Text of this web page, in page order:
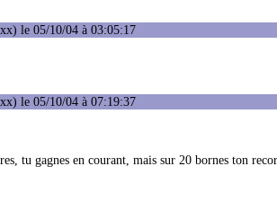
le 05/10/04 à 03:05:17
le 05/10/04 à 07:19:37
tu gagnes en courant, mais sur 20 bornes ton